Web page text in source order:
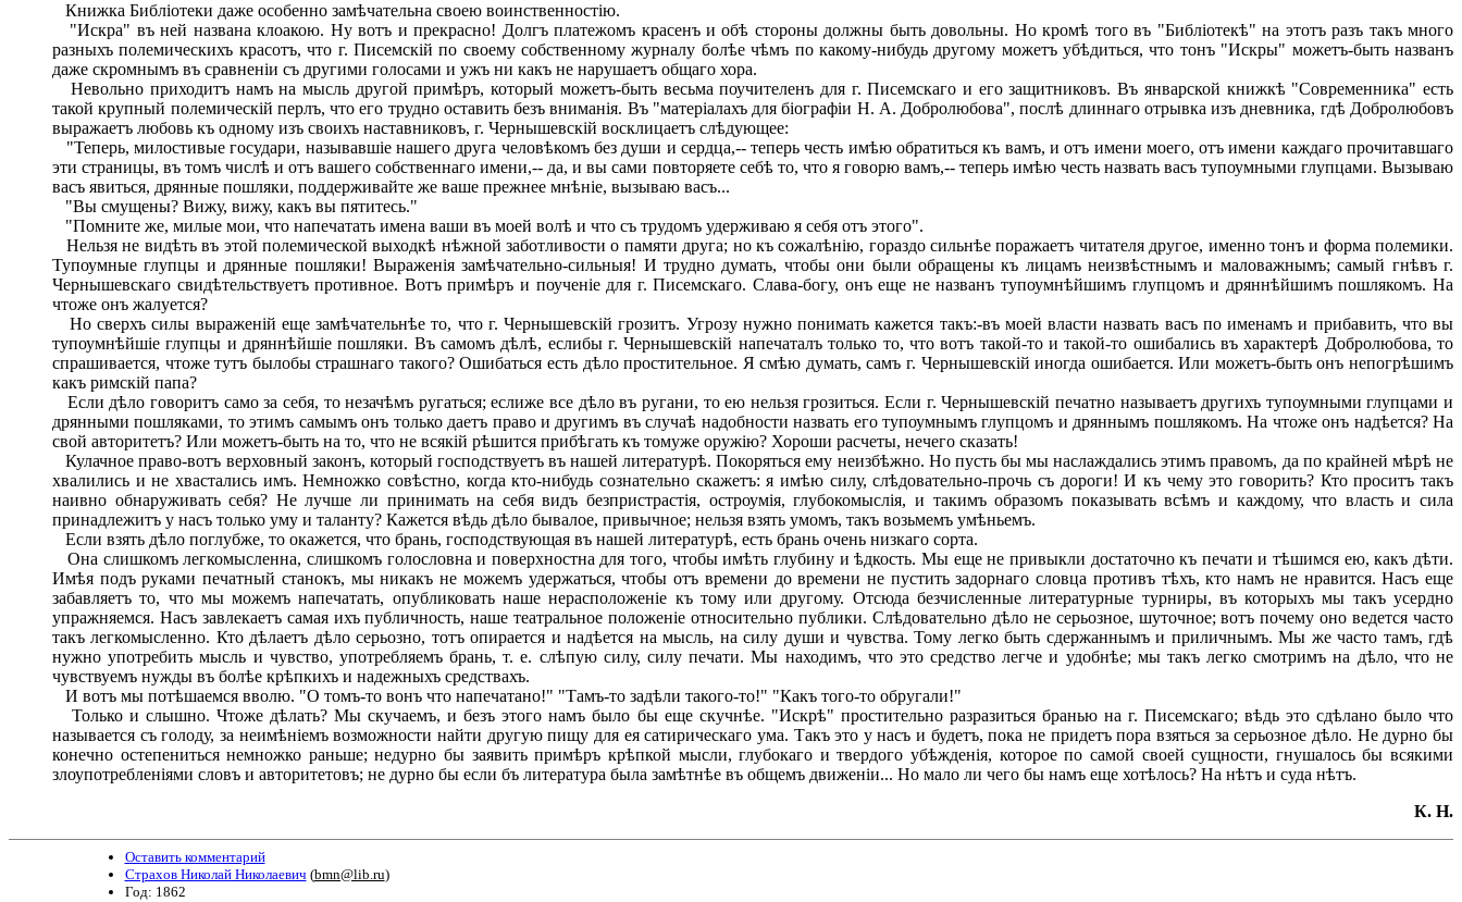
Книжка Библіотеки даже особенно замѣчательна своею воинственностію.
"Искра" въ ней названа клоакою. Ну вотъ и прекрасно! Долгъ платежомъ красенъ и обѣ стороны должны быть довольны. Но кромѣ того въ "Библіотекѣ" на этотъ разъ такъ много
разныхъ полемическихъ красотъ, что г. Писемскій по своему собственному журналу болѣе чѣмъ по какому-нибудь другому можетъ убѣдиться, что тонъ "Искры" можетъ-быть названъ
даже скромнымъ въ сравненіи съ другими голосами и ужъ ни какъ не нарушаетъ общаго хора.
Невольно приходитъ намъ на мысль другой примѣръ, который можетъ-быть весьма поучителенъ для г. Писемскаго и его защитниковъ. Въ январской книжкѣ "Современника" есть
такой крупный полемическій перлъ, что его трудно оставить безъ вниманія. Въ "матеріалахъ для біографіи Н. А. Добролюбова", послѣ длиннаго отрывка изъ дневника, гдѣ Добролюбовъ
выражаетъ любовь къ одному изъ своихъ наставниковъ, г. Чернышевскій восклицаетъ слѣдующее:
"Теперь, милостивые государи, называвшіе нашего друга человѣкомъ без души и сердца,-- теперь честь имѣю обратиться къ вамъ, и отъ имени моего, отъ имени каждаго прочитавшаго
эти страницы, въ томъ числѣ и отъ вашего собственнаго имени,-- да, и вы сами повторяете себѣ то, что я говорю вамъ,-- теперь имѣю честь назвать васъ тупоумными глупцами. Вызываю
васъ явиться, дрянные пошляки, поддерживайте же ваше прежнее мнѣніе, вызываю васъ...
"Вы смущены? Вижу, вижу, какъ вы пятитесь."
"Помните же, милые мои, что напечатать имена ваши въ моей волѣ и что съ трудомъ удерживаю я себя отъ этого".
Нельзя не видѣть въ этой полемической выходкѣ нѣжной заботливости о памяти друга; но къ сожалѣнію, гораздо сильнѣе поражаетъ читателя другое, именно тонъ и форма полемики.
Тупоумные глупцы и дрянные пошляки! Выраженія замѣчательно-сильныя! И трудно думать, чтобы они были обращены къ лицамъ неизвѣстнымъ и маловажнымъ; самый гнѣвъ г.
Чернышевскаго свидѣтельствуетъ противное. Вотъ примѣръ и поученіе для г. Писемскаго. Слава-богу, онъ еще не названъ тупоумнѣйшимъ глупцомъ и дряннѣйшимъ пошлякомъ. На
чтоже онъ жалуется?
Но сверхъ силы выраженій еще замѣчательнѣе то, что г. Чернышевскій грозитъ. Угрозу нужно понимать кажется такъ:-въ моей власти назвать васъ по именамъ и прибавить, что вы
тупоумнѣйшіе глупцы и дряннѣйшіе пошляки. Въ самомъ дѣлѣ, еслибы г. Чернышевскій напечаталъ только то, что вотъ такой-то и такой-то ошибались въ характерѣ Добролюбова, то
спрашивается, чтоже тутъ былобы страшнаго такого? Ошибаться есть дѣло простительное. Я смѣю думать, самъ г. Чернышевскій иногда ошибается. Или можетъ-быть онъ непогрѣшимъ
какъ римскій папа?
Если дѣло говоритъ само за себя, то незачѣмъ ругаться; еслиже все дѣло въ ругани, то ею нельзя грозиться. Если г. Чернышевскій печатно называетъ другихъ тупоумными глупцами и
дрянными пошляками, то этимъ самымъ онъ только даетъ право и другимъ въ случаѣ надобности назвать его тупоумнымъ глупцомъ и дряннымъ пошлякомъ. На чтоже онъ надѣется? На
свой авторитетъ? Или можетъ-быть на то, что не всякій рѣшится прибѣгать къ томуже оружію? Хороши расчеты, нечего сказать!
Кулачное право-вотъ верховный законъ, который господствуетъ въ нашей литературѣ. Покоряться ему неизбѣжно. Но пусть бы мы наслаждались этимъ правомъ, да по крайней мѣрѣ не
хвалились и не хвастались имъ. Немножко совѣстно, когда кто-нибудь сознательно скажетъ: я имѣю силу, слѣдовательно-прочь съ дороги! И къ чему это говорить? Кто проситъ такъ
наивно обнаруживать себя? Не лучше ли принимать на себя видъ безпристрастія, остроумія, глубокомыслія, и такимъ образомъ показывать всѣмъ и каждому, что власть и сила
принадлежитъ у насъ только уму и таланту? Кажется вѣдь дѣло бывалое, привычное; нельзя взять умомъ, такъ возьмемъ умѣньемъ.
Если взять дѣло поглубже, то окажется, что брань, господствующая въ нашей литературѣ, есть брань очень низкаго сорта.
Она слишкомъ легкомысленна, слишкомъ голословна и поверхностна для того, чтобы имѣть глубину и ѣдкость. Мы еще не привыкли достаточно къ печати и тѣшимся ею, какъ дѣти.
Имѣя подъ руками печатный станокъ, мы никакъ не можемъ удержаться, чтобы отъ времени до времени не пустить задорнаго словца противъ тѣхъ, кто намъ не нравится. Насъ еще
забавляетъ то, что мы можемъ напечатать, опубликовать наше нерасположеніе къ тому или другому. Отсюда безчисленные литературные турниры, въ которыхъ мы такъ усердно
упражняемся. Насъ завлекаетъ самая ихъ публичность, наше театральное положеніе относительно публики. Слѣдовательно дѣло не серьозное, шуточное; вотъ почему оно ведется часто
такъ легкомысленно. Кто дѣлаетъ дѣло серьозно, тотъ опирается и надѣется на мысль, на силу души и чувства. Тому легко быть сдержаннымъ и приличнымъ. Мы же часто тамъ, гдѣ
нужно употребить мысль и чувство, употребляемъ брань, т. е. слѣпую силу, силу печати. Мы находимъ, что это средство легче и удобнѣе; мы такъ легко смотримъ на дѣло, что не
чувствуемъ нужды въ болѣе крѣпкихъ и надежныхъ средствахъ.
И вотъ мы потѣшаемся вволю. "О томъ-то вонъ что напечатано!" "Тамъ-то задѣли такого-то!" "Какъ того-то обругали!"
Только и слышно. Чтоже дѣлать? Мы скучаемъ, и безъ этого намъ было бы еще скучнѣе. "Искрѣ" простительно разразиться бранью на г. Писемскаго; вѣдь это сдѣлано было что
называется съ голоду, за неимѣніемъ возможности найти другую пищу для ея сатирическаго ума. Такъ это у насъ и будетъ, пока не придетъ пора взяться за серьозное дѣло. Не дурно бы
конечно остепениться немножко раньше; недурно бы заявить примѣръ крѣпкой мысли, глубокаго и твердого убѣжденія, которое по самой своей сущности, гнушалось бы всякими
злоупотребленіями словъ и авторитетовъ; не дурно бы если бъ литература была замѣтнѣе въ общемъ движеніи... Но мало ли чего бы намъ еще хотѣлось? На нѣтъ и суда нѣтъ.
К. Н.
Оставить комментарий
Страхов Николай Николаевич (bmn@lib.ru)
Год: 1862